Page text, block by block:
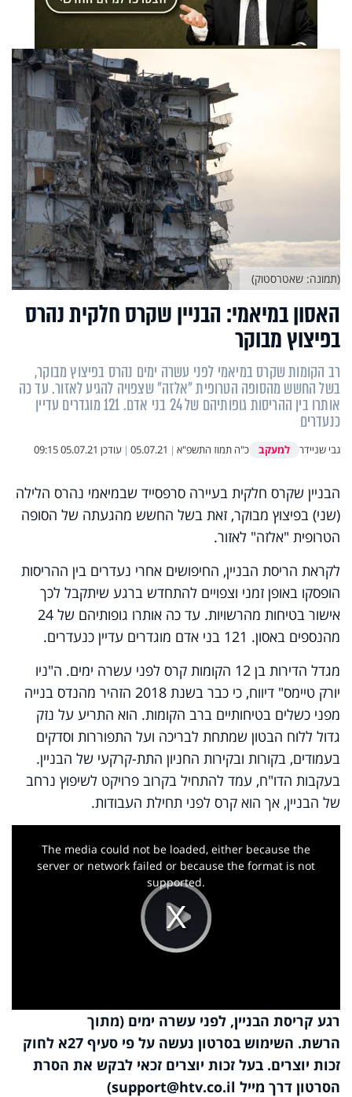
האסון במיאמי: הבניין שקרס חלקית נהרס
בפיצוץ מבוקר
רב הקומות שקרס במיאמי לפני עשרה ימים נהרס בפיצוץ מבוקר,
בשל החשש מהסופה הטרופית "אלזה" שצפויה להגיע לאזור. עד כה
אותרו בין ההריסות גופותיהם של 24 בני אדם. 121 מוגדרים עדיין
כנעדרים
גבי שניידר למעקב כ"ה תמוז התשפ"א |
05.07.21
| עודכן 05.07.21 09:15
(תמונה: שאטרסטוק)
הבניין שקרס חלקית בעיירה סרפסייד שבמיאמי נהרס הלילה
(שני) בפיצוץ מבוקר, זאת בשל החשש מהגעתה של הסופה
הטרופית "אלזה" לאזור.
לקראת הריסת הבניין, החיפושים אחרי נעדרים בין ההריסות
הופסקו באופן זמני וצפויים להתחדש ברגע שיתקבל לכך
אישור בטיחות מהרשויות. עד כה אותרו גופותיהם של 24
מהנספים באסון. 121 בני אדם מוגדרים עדיין כנעדרים.
מגדל הדירות בן 12 הקומות קרס לפני עשרה ימים. ה"ניו
יורק טיימס" דיווח, כי כבר בשנת 2018 הזהיר מהנדס בנייה
מפני כשלים בטיחותיים ברב הקומות. הוא התריע על נזק
גדול ללוח הבטון שמתחת לבריכה ועל התפוררות וסדקים
בעמודים, בקורות ובקירות החניון התת-קרקעי של הבניין.
בעקבות הדו"ח, עמד להתחיל בקרוב פרויקט לשיפוץ נרחב
של הבניין, אך הוא קרס לפני תחילת העבודות.
Play
Video
This
The media could not be loaded, either because the
server or network failed or because the format is not
supported.
רגע קריסת הבניין, לפני עשרה ימים (מתוך
הרשת. השימוש בסרטון נעשה על פי סעיף 27א לחוק
זכות יוצרים. בעל זכות יוצרים זכאי לבקש את הסרת
הסרטון דרך מייל support@htv.co.il
)